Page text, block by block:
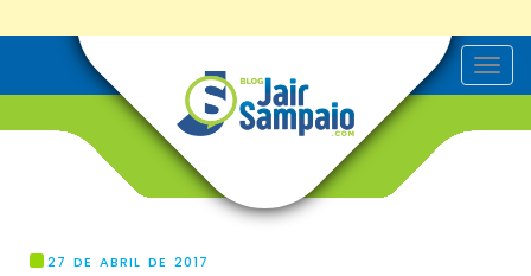
T
o
27 DE ABRIL DE 2017